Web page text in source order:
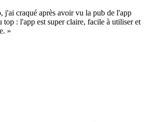
j'ai craqué après avoir vu la pub de l'app
top : l'app est super claire, facile à utiliser et
»